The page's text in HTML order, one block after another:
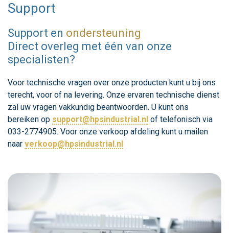
Support
Support en ondersteuning
Direct overleg met één van onze
specialisten?
Voor technische vragen over onze producten kunt u bij ons
terecht, voor of na levering. Onze ervaren technische dienst
zal uw vragen vakkundig beantwoorden. U kunt ons
bereiken op support@hpsindustrial.nl of telefonisch via
033-2774905. Voor onze verkoop afdeling kunt u mailen
naar verkoop@hpsindustrial.nl